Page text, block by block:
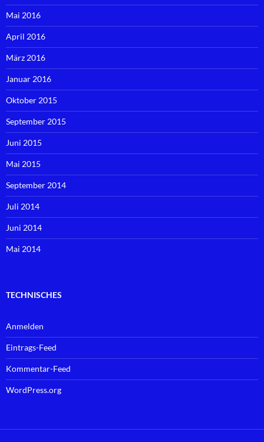
Mai 2016
April 2016
März 2016
Januar 2016
Oktober 2015
September 2015
Juni 2015
Mai 2015
September 2014
Juli 2014
Juni 2014
Mai 2014
TECHNISCHES
Anmelden
Eintrags-Feed
Kommentar-Feed
WordPress.org